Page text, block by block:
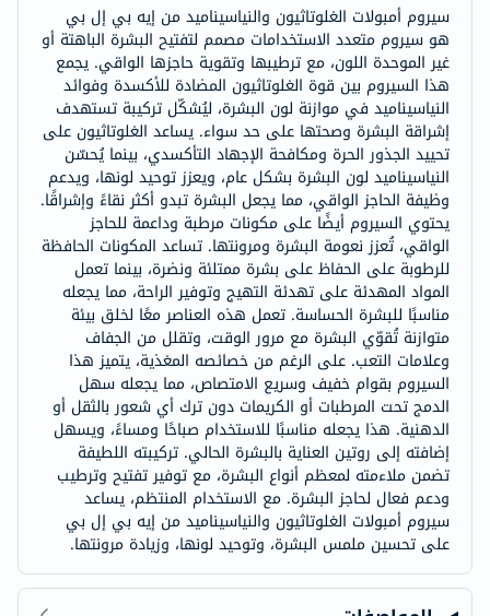
سيروم أمبولات الغلوتاثيون والنياسيناميد من إيه بي إل بي
هو سيروم متعدد الاستخدامات مصمم لتفتيح البشرة الباهتة أو
غير الموحدة اللون، مع ترطيبها وتقوية حاجزها الواقي. يجمع
هذا السيروم بين قوة الغلوتاثيون المضادة للأكسدة وفوائد
النياسيناميد في موازنة لون البشرة، ليُشكّل تركيبة تستهدف
إشراقة البشرة وصحتها على حد سواء. يساعد الغلوتاثيون على
تحييد الجذور الحرة ومكافحة الإجهاد التأكسدي، بينما يُحسّن
النياسيناميد لون البشرة بشكل عام، ويعزز توحيد لونها، ويدعم
وظيفة الحاجز الواقي، مما يجعل البشرة تبدو أكثر نقاءً وإشراقًا.
يحتوي السيروم أيضًا على مكونات مرطبة وداعمة للحاجز
الواقي، تُعزز نعومة البشرة ومرونتها. تساعد المكونات الحافظة
للرطوبة على الحفاظ على بشرة ممتلئة ونضرة، بينما تعمل
المواد المهدئة على تهدئة التهيج وتوفير الراحة، مما يجعله
مناسبًا للبشرة الحساسة. تعمل هذه العناصر معًا لخلق بيئة
متوازنة تُقوّي البشرة مع مرور الوقت، وتقلل من الجفاف
وعلامات التعب. على الرغم من خصائصه المغذية، يتميز هذا
السيروم بقوام خفيف وسريع الامتصاص، مما يجعله سهل
الدمج تحت المرطبات أو الكريمات دون ترك أي شعور بالثقل أو
الدهنية. هذا يجعله مناسبًا للاستخدام صباحًا ومساءً، ويسهل
إضافته إلى روتين العناية بالبشرة الحالي. تركيبته اللطيفة
تضمن ملاءمته لمعظم أنواع البشرة، مع توفير تفتيح وترطيب
ودعم فعال لحاجز البشرة. مع الاستخدام المنتظم، يساعد
سيروم أمبولات الغلوتاثيون والنياسيناميد من إيه بي إل بي
على تحسين ملمس البشرة، وتوحيد لونها، وزيادة مرونتها.